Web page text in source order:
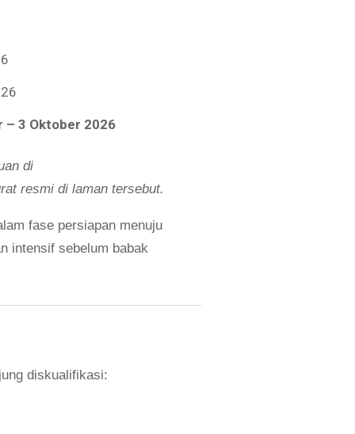
– 3 Oktober 2026
di
resmi di laman tersebut.
fase persiapan menuju
intensif sebelum babak
diskualifikasi: